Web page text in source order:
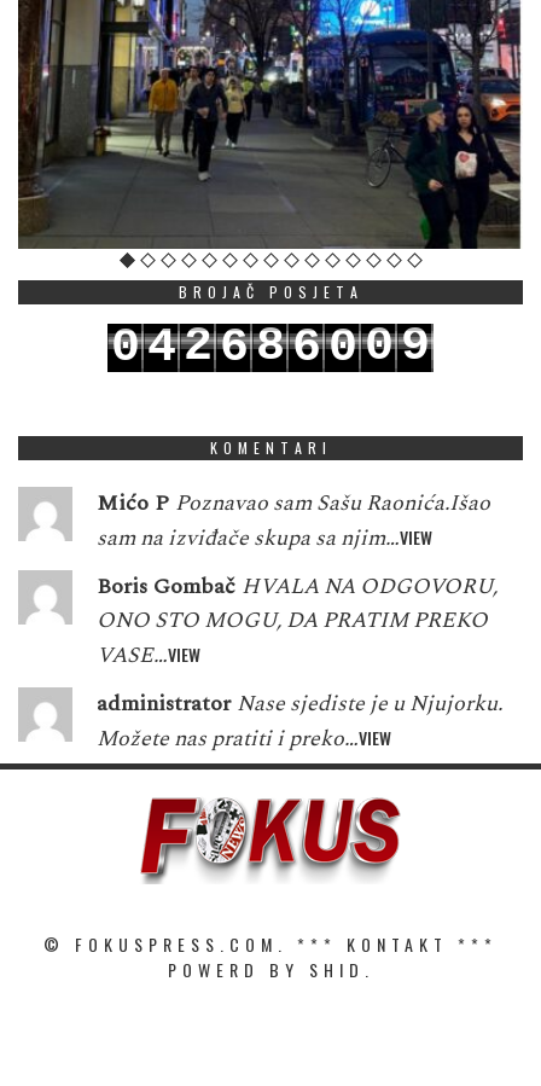
BROJAČ POSJETA
042686009
KOMENTARI
Mićo P Poznavao sam Sašu Raonića.Išao
sam na izviđače skupa sa njim…VIEW
Boris Gombač HVALA NA ODGOVORU,
ONO STO MOGU, DA PRATIM PREKO
VASE…VIEW
administrator Nase sjediste je u Njujorku.
Možete nas pratiti i preko…VIEW
© FOKUSPRESS.COM. *** KONTAKT
***
POWERD BY SHID.